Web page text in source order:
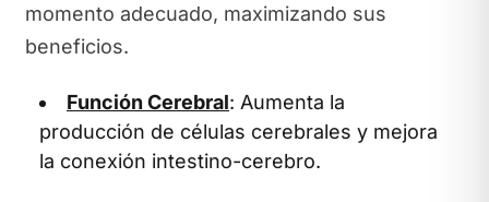
momento adecuado, maximizando sus
beneficios.
Función Cerebral: Aumenta la
producción de células cerebrales y mejora
la conexión intestino-cerebro.